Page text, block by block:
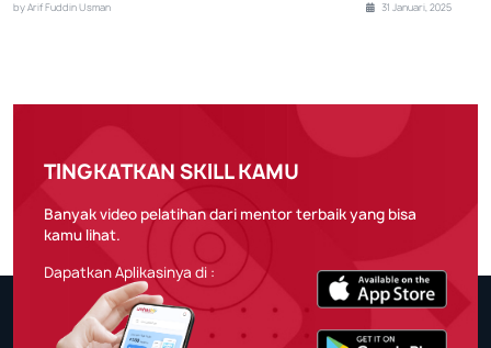
by Arif Fuddin Usman 31 Januari, 2025
TINGKATKAN SKILL KAMU
Banyak video pelatihan dari mentor terbaik yang bisa
kamu lihat.
Dapatkan Aplikasinya di :